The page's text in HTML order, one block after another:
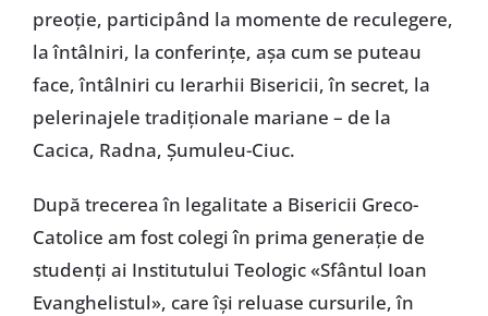
preoție, participând la momente de reculegere,
la întâlniri, la conferințe, așa cum se puteau
face, întâlniri cu Ierarhii Bisericii, în secret, la
pelerinajele tradiționale mariane – de la
Cacica, Radna, Șumuleu-Ciuc.
După trecerea în legalitate a Bisericii Greco-
Catolice am fost colegi în prima generație de
studenți ai Institutului Teologic «Sfântul Ioan
Evanghelistul», care își reluase cursurile, în